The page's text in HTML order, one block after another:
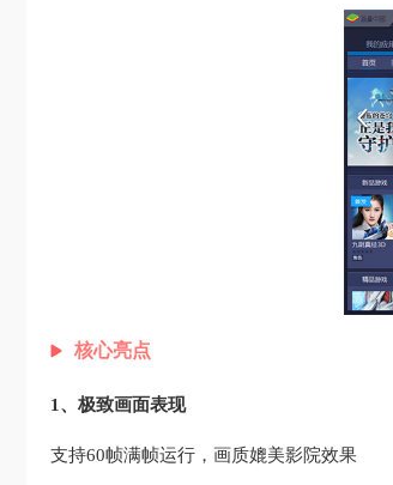
核心亮点
1、极致画面表现
支持60帧满帧运行，画质媲美影院效果